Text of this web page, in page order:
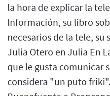
la hora de explicar la
Información, su libro
necesarios de la tele, su
Julia Otero en Julia En
que le gusta comunicar
considera "un puto